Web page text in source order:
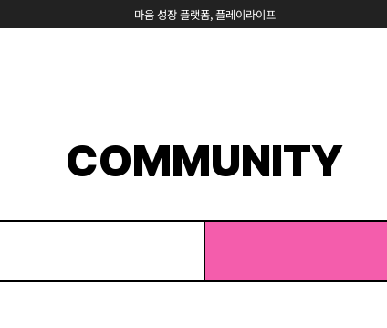
마음 성장 플랫폼, 플레이라이프
COMMUNITY